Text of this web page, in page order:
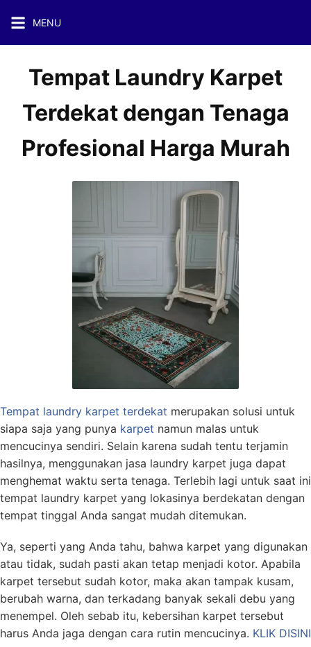
content
MENU
Tempat Laundry Karpet
Terdekat dengan Tenaga
Profesional Harga Murah
Tempat laundry karpet terdekat merupakan solusi untuk
siapa saja yang punya karpet namun malas untuk
mencucinya sendiri. Selain karena sudah tentu terjamin
hasilnya, menggunakan jasa laundry karpet juga dapat
menghemat waktu serta tenaga. Terlebih lagi untuk saat ini
tempat laundry karpet yang lokasinya berdekatan dengan
tempat tinggal Anda sangat mudah ditemukan.
Ya, seperti yang Anda tahu, bahwa karpet yang digunakan
atau tidak, sudah pasti akan tetap menjadi kotor. Apabila
karpet tersebut sudah kotor, maka akan tampak kusam,
berubah warna, dan terkadang banyak sekali debu yang
menempel. Oleh sebab itu, kebersihan karpet tersebut
harus Anda jaga dengan cara rutin mencucinya. KLIK DISINI